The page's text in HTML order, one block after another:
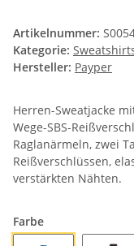
Artikelnummer:
Kategorie:
Hersteller: Payper
Herren-Sweatjacke
Wege-SBS-
Raglanärmeln, zwei
Reißverschlüssen,
verstärkten Nähten.
Farbe